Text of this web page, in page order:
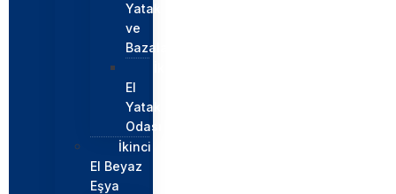
Yatak
ve
Bazalar
El
Yatak
Odası
İkinci
El Beyaz
Eşya